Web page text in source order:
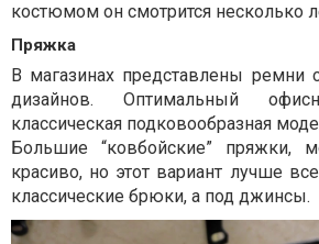
костюмом он смотрится несколько
Пряжка
В магазинах представлены ремни
дизайнов. Оптимальный
классическая подковообразная
Большие “ковбойские” пряжки,
красиво, но этот вариант лучше
классические брюки, а под джинсы.